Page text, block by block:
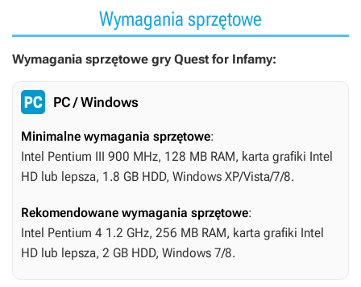
Wymagania sprzętowe
Wymagania sprzętowe gry Quest for Infamy:
PC / Windows
Minimalne wymagania sprzętowe:
Intel Pentium III 900 MHz, 128 MB RAM, karta grafiki Intel
HD lub lepsza, 1.8 GB HDD, Windows XP/Vista/7/8.
Rekomendowane wymagania sprzętowe:
Intel Pentium 4 1.2 GHz, 256 MB RAM, karta grafiki Intel
HD lub lepsza, 2 GB HDD, Windows 7/8.